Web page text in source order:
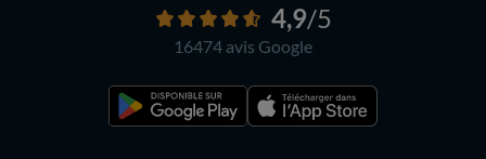
4,9/5
16474 avis Google